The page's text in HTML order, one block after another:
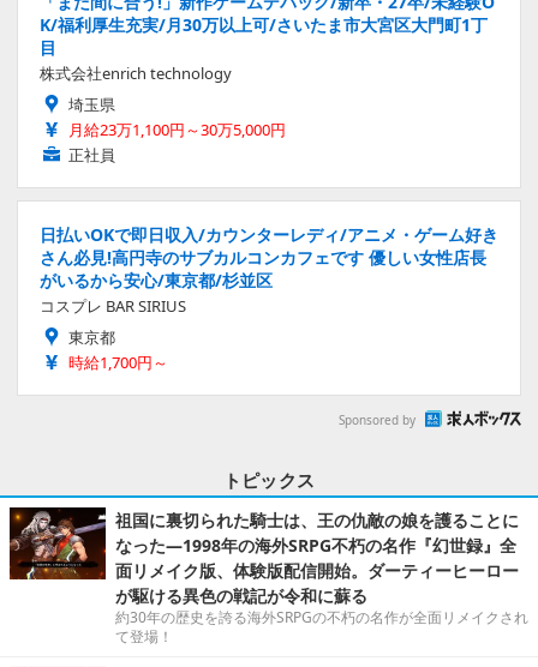
K/福利厚生充実/月30万以上可/さいたま市大宮区大門町1丁
目
株式会社enrich technology
埼玉県
月給23万1,100円～30万5,000円
正社員
日払いOKで即日収入/カウンターレディ/アニメ・ゲーム好き
さん必見!高円寺のサブカルコンカフェです 優しい女性店長
がいるから安心/東京都/杉並区
コスプレ BAR SIRIUS
東京都
時給1,700円～
Sponsored by
トピックス
祖国に裏切られた騎士は、王の仇敵の娘を護ることに
なった―1998年の海外SRPG不朽の名作『幻世録』全
面リメイク版、体験版配信開始。ダーティーヒーロー
が駆ける異色の戦記が令和に蘇る
約30年の歴史を誇る海外SRPGの不朽の名作が全面リメイクされ
て登場！